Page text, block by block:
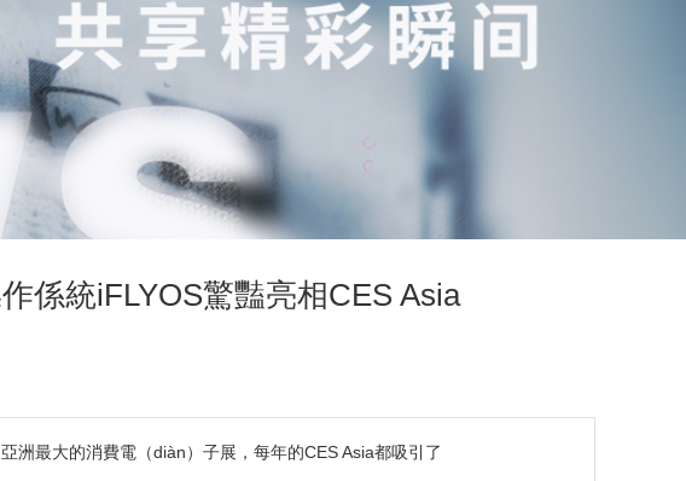
係統iFLYOS驚豔亮相CES Asia
洲最大的消費電（diàn）子展，每年的CES Asia都吸引了